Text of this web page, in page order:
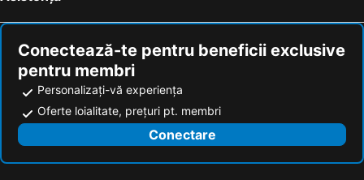
Conectează-te pentru beneficii exclusive
pentru membri
Personalizați-vă experiența
Oferte loialitate, prețuri pt. membri
Conectare